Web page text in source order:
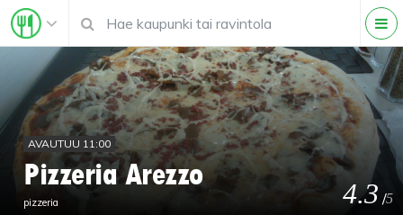
AVAUTUU 11:00
Pizzeria Arezzo
pizzeria 4.3 /5